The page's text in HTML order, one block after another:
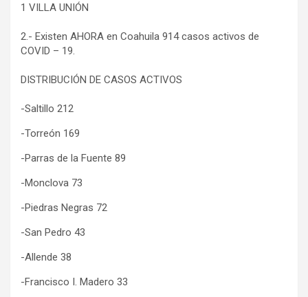
1 VILLA UNIÓN
2.- Existen AHORA en Coahuila 914 casos activos de
COVID – 19.
DISTRIBUCIÓN DE CASOS ACTIVOS
-Saltillo 212
-Torreón 169
-Parras de la Fuente 89
-Monclova 73
-Piedras Negras 72
-San Pedro 43
-Allende 38
-Francisco I. Madero 33